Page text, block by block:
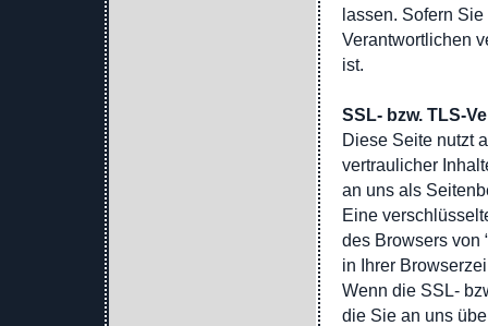
lassen. Sofern
Verantwortlichen
ist.
SSL- bzw. TLS-
Diese Seite nutzt
vertraulicher
an uns als
Eine
des Browsers von
in Ihrer
Wenn die SSL-
die Sie an uns